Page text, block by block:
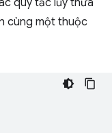
quy tắc lũy thừa
cùng một thuộc